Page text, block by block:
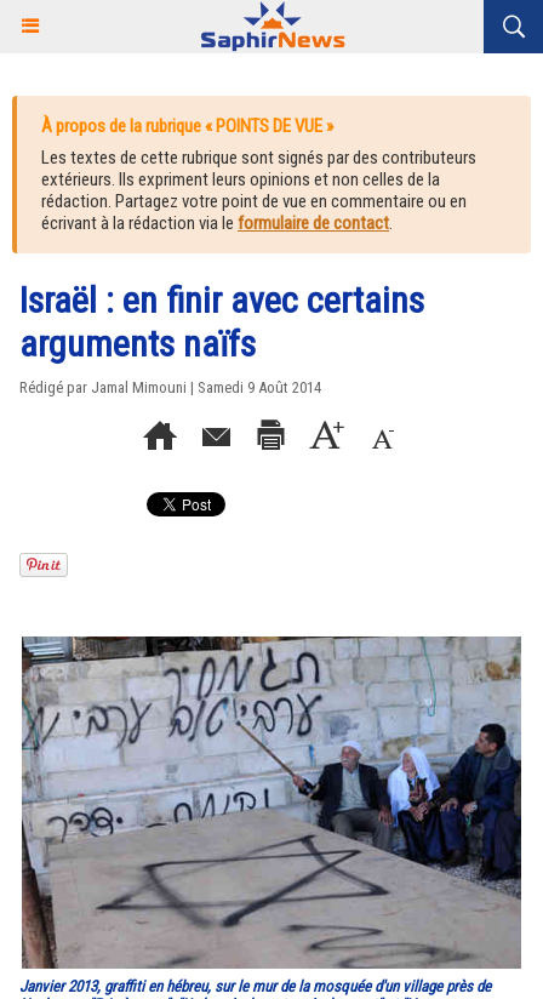
À propos de la rubrique « POINTS DE VUE »
Les textes de cette rubrique sont signés par des contributeurs
extérieurs. Ils expriment leurs opinions et non celles de la
rédaction. Partagez votre point de vue en commentaire ou en
écrivant à la rédaction via le formulaire de contact.
Israël : en finir avec certains
arguments naïfs
Rédigé par Jamal Mimouni | Samedi 9 Août 2014
Janvier 2013, graffiti en hébreu, sur le mur de la mosquée d'un village près de